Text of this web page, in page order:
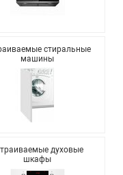
стиральные
машины
духовые
шкафы